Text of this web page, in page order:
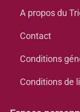
A propos du
Contact
Conditions
Conditions de